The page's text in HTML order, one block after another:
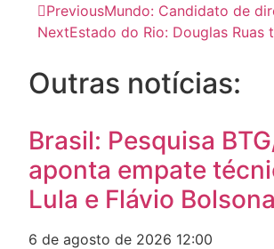
PreviousMundo: Candidato de
NextEstado do Rio: Douglas
Outras notícias:
Brasil: Pesquisa
aponta empate
Lula e Flávio
6 de agosto de 2026 12:00